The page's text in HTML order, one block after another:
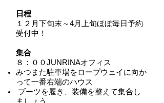
​日程
１２月下旬末～4月上旬ほぼ毎日予約
受付中！
集合
８：００JUNRINAオフィス
みつまた駐車場をロープウェイに向か
って一番右端のハウス​​
ブーツを履き、装備を整えて集合し